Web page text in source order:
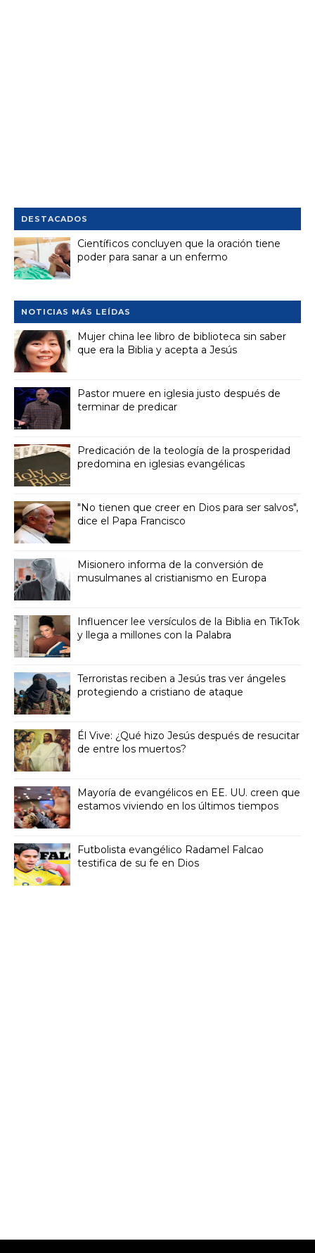
DESTACADOS
Científicos concluyen que la oración tiene
poder para sanar a un enfermo
NOTICIAS MÁS LEÍDAS
Mujer china lee libro de biblioteca sin saber
que era la Biblia y acepta a Jesús
Pastor muere en iglesia justo después de
terminar de predicar
Predicación de la teología de la prosperidad
predomina en iglesias evangélicas
"No tienen que creer en Dios para ser salvos",
dice el Papa Francisco
Misionero informa de la conversión de
musulmanes al cristianismo en Europa
Influencer lee versículos de la Biblia en TikTok
y llega a millones con la Palabra
Terroristas reciben a Jesús tras ver ángeles
protegiendo a cristiano de ataque
Él Vive: ¿Qué hizo Jesús después de resucitar
de entre los muertos?
Mayoría de evangélicos en EE. UU. creen que
estamos viviendo en los últimos tiempos
Futbolista evangélico Radamel Falcao
testifica de su fe en Dios